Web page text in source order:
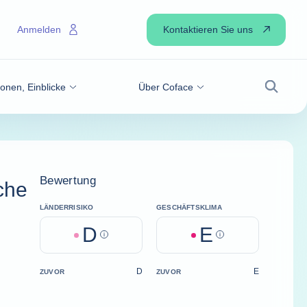
Einblicke Über Coface
Suche
Anmelden Kontaktieren Sie uns
Bewertung
LÄNDERRISIKO
D Help
GESCHÄFTSKLIMA
E Help
ZUVOR D ZUVOR E